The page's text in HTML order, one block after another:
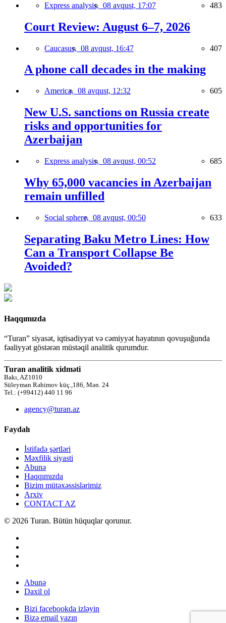
Express analysis, 08 avqust, 17:07 483
Court Review: August 6–7, 2026
Caucasus, 08 avqust, 16:47 407
A phone call decades in the making
America, 08 avqust, 12:32 605
New U.S. sanctions on Russia create
risks and opportunities for
Azerbaijan
Express analysis, 08 avqust, 00:52 685
Why 65,000 vacancies in Azerbaijan
remain unfilled
Social sphere, 08 avqust, 00:50 633
Separating Baku Metro Lines: How
Can a Transport Collapse Be
Avoided?
Haqqımızda
“Turan” siyasət, iqtisadiyyat və cəmiyyət həyatının qovuşuğunda
fəaliyyət göstərən müstəqil analitik qurumdur.
Turan analitik xidməti
Bakı, AZ1010
Süleyman Rəhimov küç.,186, Mən. 24
Tel.: (+99412) 440 11 96
agency@turan.az
Faydalı
İstifadə şərtləri
Məxfilik siyasti
Abunə
Haqqımızda
Bizim mütəxəssislərimiz
Arxiv
CONTACT AZ
© 2026 Turan. Bütün hüquqlar qorunur.
Abunə
Daxil ol
Bizi facebookda izləyin
Bizə email yazın